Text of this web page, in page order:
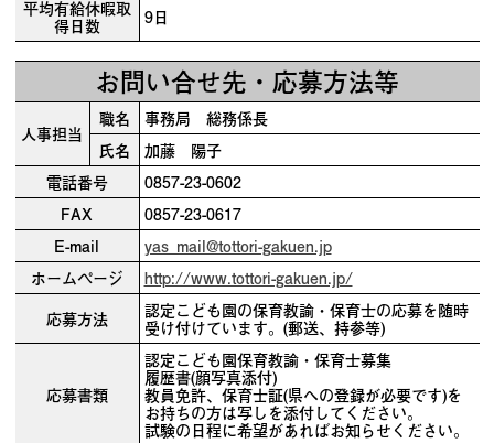
平均有給休暇取
得日数 9日
お問い合せ先・応募方法等
人事担当
職名
事務局 総務係長
氏名
加藤 陽子
電話番号
0857-23-0602
FAX
0857-23-0617
E-mail
yas_mail@tottori-gakuen.jp
ホームページ
http://www.tottori-gakuen.jp/
応募方法
認定こども園の保育教諭・保育士の応募を随時
受け付けています。(郵送、持参等)
応募書類
認定こども園保育教諭・保育士募集
履歴書(顔写真添付)
教員免許、保育士証(県への登録が必要です)を
お持ちの方は写しを添付してください。
試験の日程に希望があればお知らせください。